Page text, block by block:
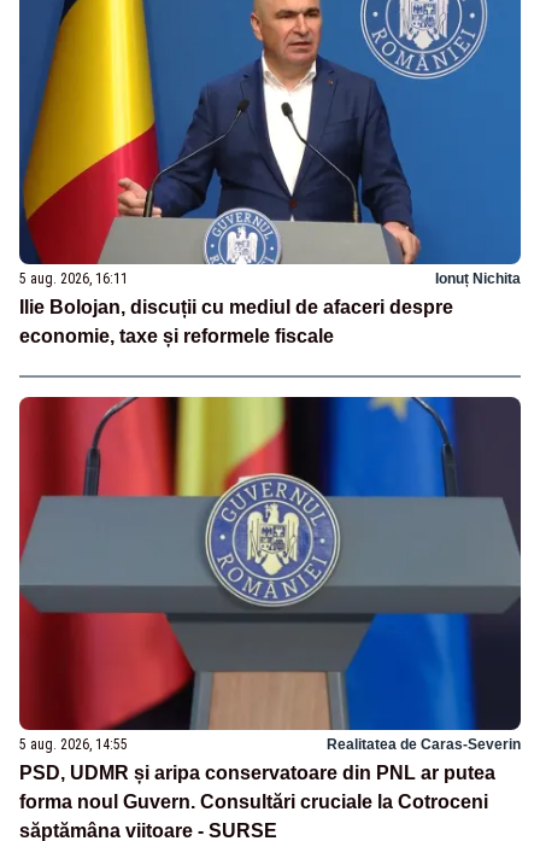
5 aug. 2026, 16:11 Ionuț Nichita
Ilie Bolojan, discuții cu mediul de afaceri despre
economie, taxe și reformele fiscale
5 aug. 2026, 14:55 Realitatea de Caras-Severin
PSD, UDMR și aripa conservatoare din PNL ar putea
forma noul Guvern. Consultări cruciale la Cotroceni
săptămâna viitoare - SURSE